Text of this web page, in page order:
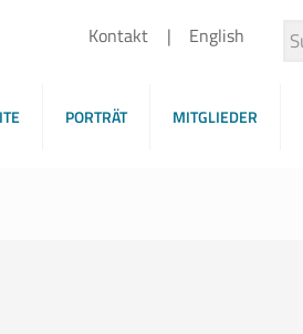
Kontakt English
PORTRÄT MITGLIEDER